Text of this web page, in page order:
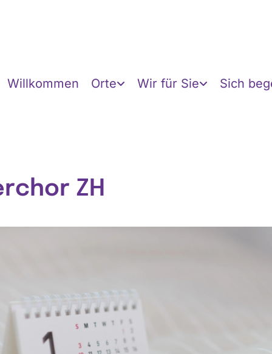
Willkommen Orte Wir für Sie Sich
ZH